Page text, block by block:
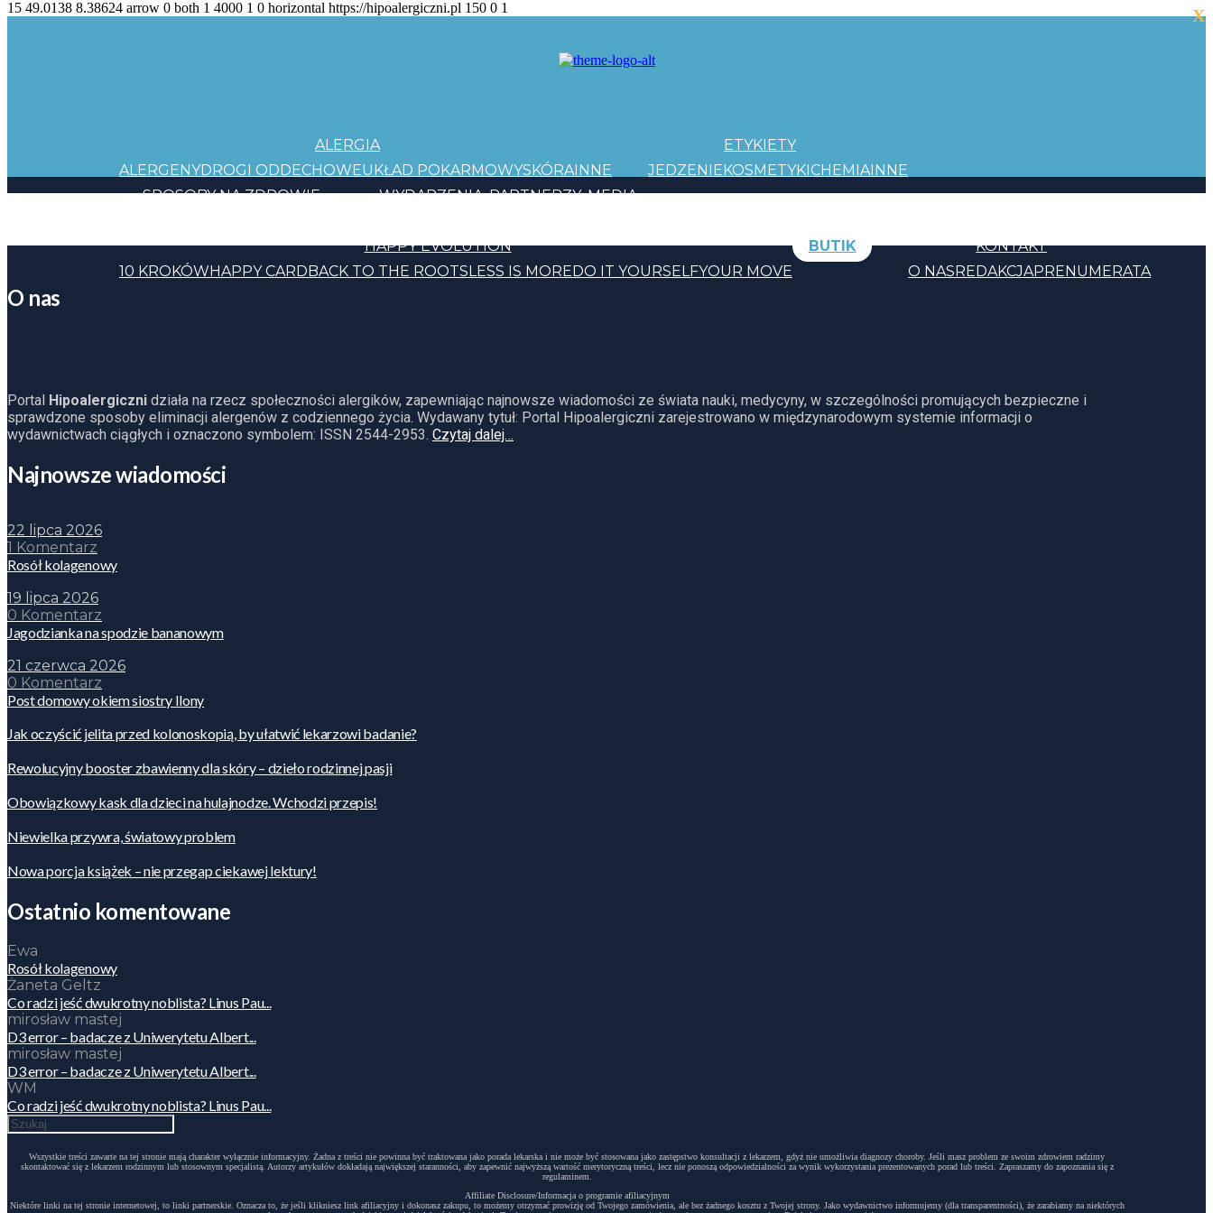
15 49.0138 8.38624 arrow 0 both 1 4000 1 0 horizontal https://hipoalergiczni.pl 150 0 1
ALERGIA
ALERGENYDROGI ODDECHOWEUKŁAD POKARMOWYSKÓRAINNE
ETYKIETY
JEDZENIEKOSMETYKICHEMIAINNE
SPOSOBY NA ZDROWIE
WYDARZENIA PARTNERZY MEDIA
HAPPY EVOLUTION
10 KROKÓWHAPPY CARDBACK TO THE ROOTSLESS IS MOREDO IT YOURSELFYOUR MOVE
BUTIK
KONTAKT
O NASREDAKCJAPRENUMERATA
O nas
Portal Hipoalergiczni działa na rzecz społeczności alergików, zapewniając najnowsze wiadomości ze świata nauki, medycyny, w szczególności promujących bezpieczne i
sprawdzone sposoby eliminacji alergenów z codziennego życia. Wydawany tytuł: Portal Hipoalergiczni zarejestrowano w międzynarodowym systemie informacji o
wydawnictwach ciągłych i oznaczono symbolem: ISSN 2544-2953. Czytaj dalej…
Najnowsze wiadomości
22 lipca 2026
1 Komentarz
Rosół kolagenowy
19 lipca 2026
0 Komentarz
Jagodzianka na spodzie bananowym
21 czerwca 2026
0 Komentarz
Post domowy okiem siostry Ilony
Jak oczyścić jelita przed kolonoskopią, by ułatwić lekarzowi badanie?
Rewolucyjny booster zbawienny dla skóry – dzieło rodzinnej pasji
Obowiązkowy kask dla dzieci na hulajnodze. Wchodzi przepis!
Niewielka przywra, światowy problem
Nowa porcja książek – nie przegap ciekawej lektury!
Ostatnio komentowane
Ewa
Rosół kolagenowy
Żaneta Geltz
Co radzi jeść dwukrotny noblista? Linus Pau...
mirosław mastej
D3 error – badacze z Uniwerytetu Albert...
mirosław mastej
D3 error – badacze z Uniwerytetu Albert...
WM
Co radzi jeść dwukrotny noblista? Linus Pau...
Wszystkie treści zawarte na tej stronie mają charakter wyłącznie informacyjny. Żadna z treści nie powinna być traktowana jako porada lekarska i nie może być stosowana jako zastępstwo konsultacji z lekarzem, gdyż nie umożliwia diagnozy choroby. Jeśli masz problem ze swoim zdrowiem radzimy
skontaktować się z lekarzem rodzinnym lub stosownym specjalistą. Autorzy artykułów dokładają największej staranności, aby zapewnić najwyższą wartość merytoryczną treści, lecz nie ponoszą odpowiedzialności za wynik wykorzystania prezentowanych porad lub treści. Zapraszamy do zapoznania się z
regulaminem.
Affiliate Disclosure/Informacja o programie afiliacyjnym
Niektóre linki na tej stronie internetowej, to linki partnerskie. Oznacza to, że jeśli klikniesz link afiliacyjny i dokonasz zakupu, to możemy otrzymać prowizję od Twojego zamówienia, ale bez żadnego kosztu z Twojej strony. Jako wydawnictwo informujemy (dla transparentności), że zarabiamy na niektórych
X